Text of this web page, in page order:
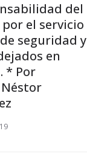
del
el servicio
seguridad y
en
* Por